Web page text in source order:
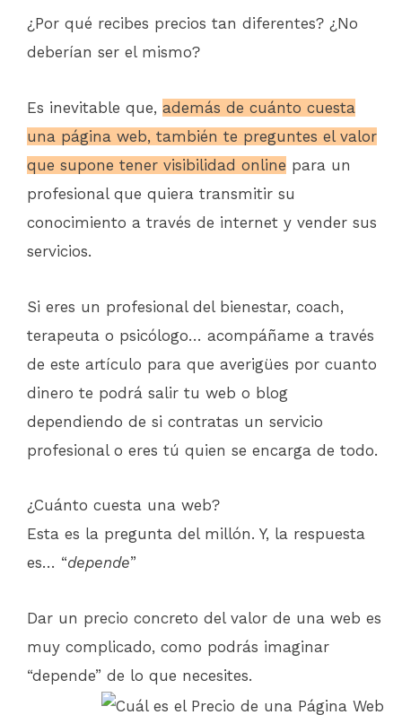
¿Por qué recibes precios tan diferentes? ¿No
deberían ser el mismo?
Es inevitable que, además de cuánto cuesta
una página web, también te preguntes el valor
que supone tener visibilidad online para un
profesional que quiera transmitir su
conocimiento a través de internet y vender sus
servicios.
Si eres un profesional del bienestar, coach,
terapeuta o psicólogo… acompáñame a través
de este artículo para que averigües por cuanto
dinero te podrá salir tu web o blog
dependiendo de si contratas un servicio
profesional o eres tú quien se encarga de todo.
¿Cuánto cuesta una web?
Esta es la pregunta del millón. Y, la respuesta
es… “depende”
Dar un precio concreto del valor de una web es
muy complicado, como podrás imaginar
“depende” de lo que necesites.